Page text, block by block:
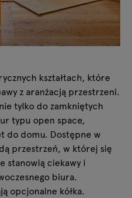
kształtach, które
z aranżacją przestrzeni.
tylko do zamkniętych
typu open space,
do domu. Dostępne w
przestrzeń, w której się
stanowią ciekawy i
biura.
opcjonalne kółka.